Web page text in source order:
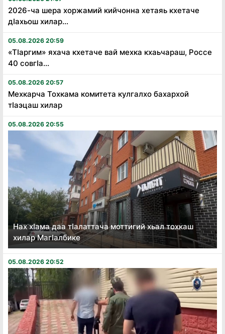
2026-ча шера хоржамий кийчонна хетаяь кхетаче
дӏахьош хилар...
05.08.2026 20:59
«Тӏаргим» яхача кхетаче вай мехка кхаьчараш, Россе
40 совгӏа...
05.08.2026 20:57
Мехкарча Тохкама комитета кулгалхо бахархой
тӏаэцаш хилар
05.08.2026 20:55
Нах хӏама даа тӏалаттача моттигий хьал тохкаш
хилар Магӏалбике
05.08.2026 20:52